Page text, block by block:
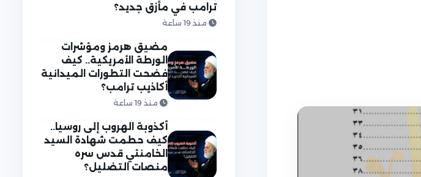
ترامب في مأزق جديد؟
منذ 19 ساعة
مضيق هرمز ومؤشرات
الورطة الأمريكية.. كيف
فضحت التطورات الميدانية
أكاذيب ترامب؟
منذ 19 ساعة
أكذوبة الهروب إلى روسيا..
كيف حطمت شهادة السيد
الخامنئي قدس سره
منصات التضليل؟